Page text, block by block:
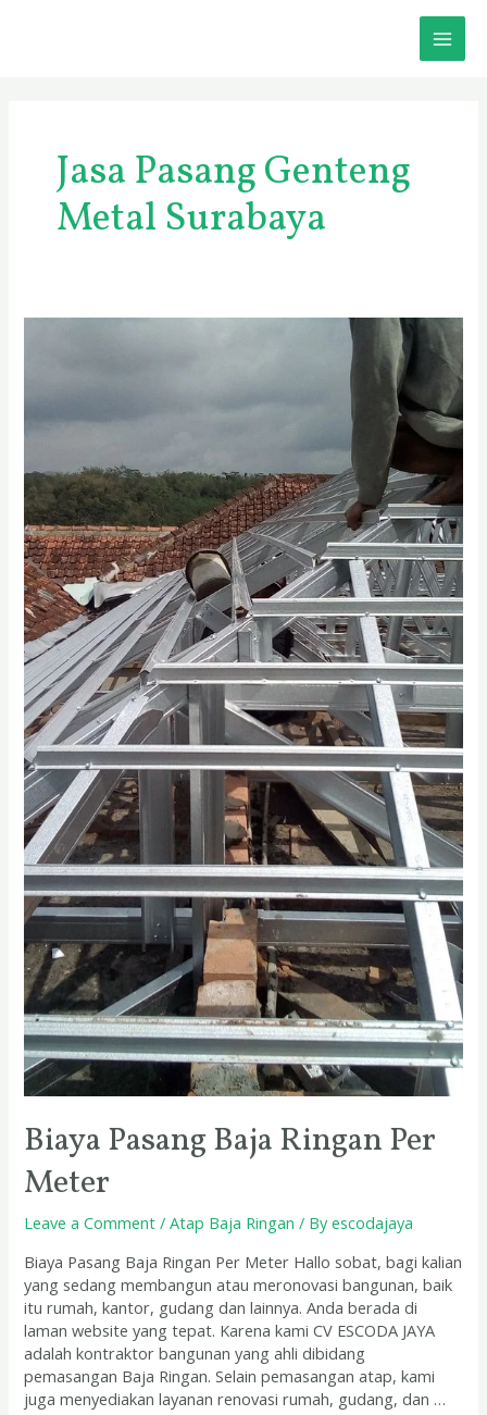
Jasa Pasang Genteng
Metal Surabaya
Biaya Pasang Baja Ringan Per
Meter
Leave a Comment /Atap Baja Ringan / Byescodajaya
Biaya Pasang Baja Ringan Per Meter Hallo sobat, bagi kalian
yang sedang membangun atau meronovasi bangunan, baik
itu rumah, kantor, gudang dan lainnya. Anda berada di
laman website yang tepat. Karena kami CV ESCODA JAYA
adalah kontraktor bangunan yang ahli dibidang
pemasangan Baja Ringan. Selain pemasangan atap, kami
juga menyediakan layanan renovasi rumah, gudang, dan …
Per